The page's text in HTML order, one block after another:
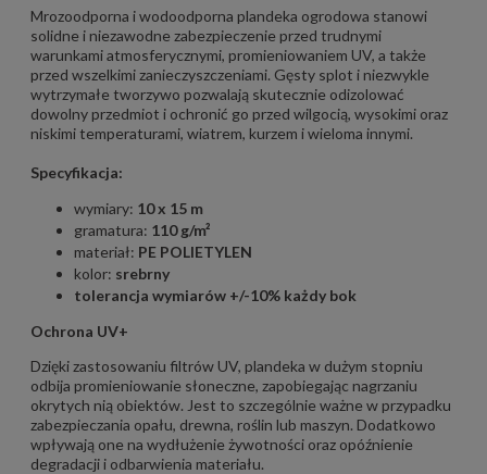
Mrozoodporna i wodoodporna plandeka ogrodowa stanowi
solidne i niezawodne zabezpieczenie przed trudnymi
warunkami atmosferycznymi, promieniowaniem UV, a także
przed wszelkimi zanieczyszczeniami. Gęsty splot i niezwykle
wytrzymałe tworzywo pozwalają skutecznie odizolować
dowolny przedmiot i ochronić go przed wilgocią, wysokimi oraz
niskimi temperaturami, wiatrem, kurzem i wieloma innymi.
Specyfikacja:
wymiary: 10 x 15 m
gramatura: 110 g/m²
materiał: PE POLIETYLEN
kolor: srebrny
tolerancja wymiarów +/-10% każdy bok
Ochrona UV+
Dzięki zastosowaniu filtrów UV, plandeka w dużym stopniu
odbija promieniowanie słoneczne, zapobiegając nagrzaniu
okrytych nią obiektów. Jest to szczególnie ważne w przypadku
zabezpieczania opału, drewna, roślin lub maszyn. Dodatkowo
wpływają one na wydłużenie żywotności oraz opóźnienie
degradacji i odbarwienia materiału.